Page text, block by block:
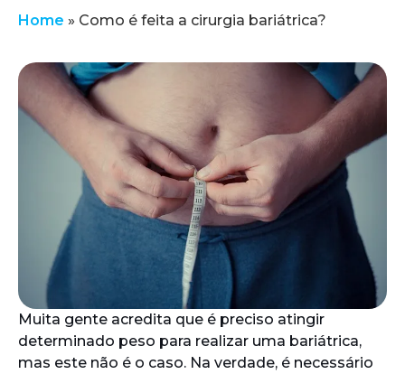
Home » Como é feita a cirurgia bariátrica?
Muita gente acredita que é preciso atingir
determinado peso para realizar uma bariátrica,
mas este não é o caso. Na verdade, é necessário